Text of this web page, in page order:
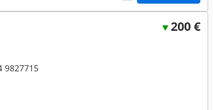
200 €
9827715